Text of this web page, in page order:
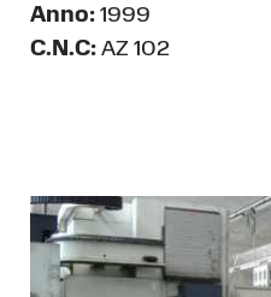
Anno: 1999
C.N.C: AZ 102